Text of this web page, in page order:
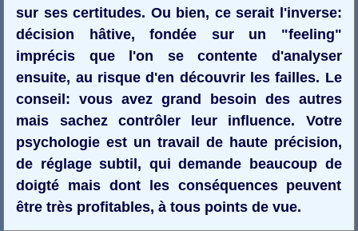
sur ses certitudes. Ou bien, ce serait l'inverse:
décision hâtive, fondée sur un "feeling"
imprécis que l'on se contente d'analyser
ensuite, au risque d'en découvrir les failles. Le
conseil: vous avez grand besoin des autres
mais sachez contrôler leur influence. Votre
psychologie est un travail de haute précision,
de réglage subtil, qui demande beaucoup de
doigté mais dont les conséquences peuvent
être très profitables, à tous points de vue.